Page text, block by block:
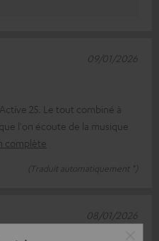
25. Le tout combiné à
l'on écoute de la musique
complète
(Traduit automatiquement *)
09/01/2026
08/01/2026